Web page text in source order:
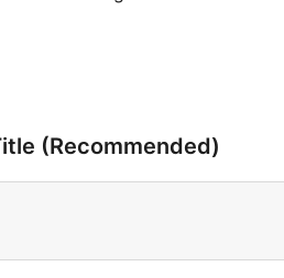
(Recommended)